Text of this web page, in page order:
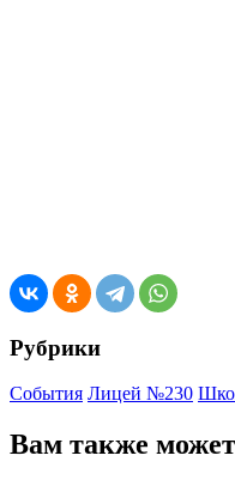
Рубрики
События Лицей №230
Вам также